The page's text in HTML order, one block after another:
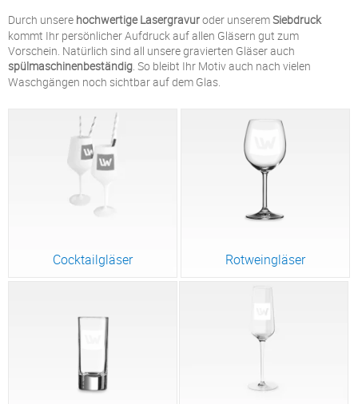
Durch unsere hochwertige Lasergravuroder unseremSiebdruck
kommt Ihr persönlicher Aufdruck auf allen Gläsern gut zum
Vorschein. Natürlich sind all unsere gravierten Gläser auch
spülmaschinenbeständig. So bleibt Ihr Motiv auch nach vielen
Waschgängen noch sichtbar auf dem Glas.
Cocktailgläser Rotweingläser